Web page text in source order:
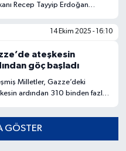
Recep Tayyip Erdoğan
Merkez Karar ve Yönetim Kurulu
14 Ekim 2025 - 16:10
ateşkesin
göç başladı
Milletler, Gazze’deki
ardından 310 binden fazla
hâlen kritik olduğunu
GÖSTER